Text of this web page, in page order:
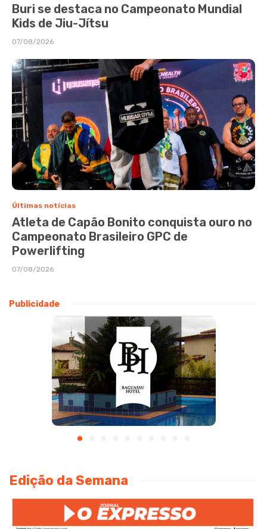
Buri se destaca no Campeonato Mundial
Kids de Jiu-Jítsu
07/08/2026
Últimas notícias
Atleta de Capão Bonito conquista ouro no
Campeonato Brasileiro GPC de
Powerlifting
07/08/2026
Publicidade
Edição da Semana